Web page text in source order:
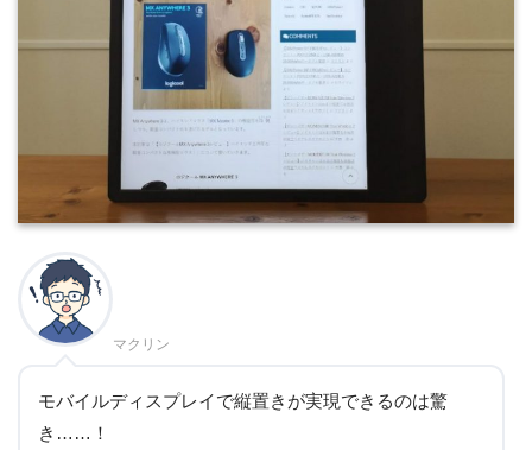
マクリン
モバイルディスプレイで縦置きが実現できるのは驚
き……！